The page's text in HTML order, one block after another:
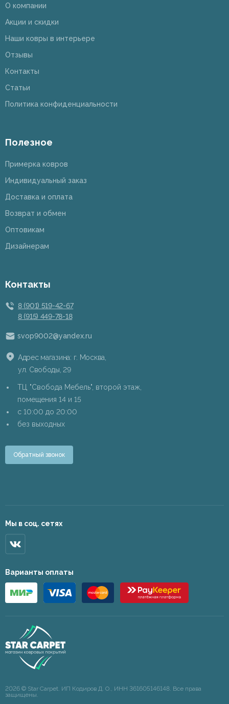
О компании
Акции и скидки
Наши ковры в интерьере
Отзывы
Контакты
Статьи
Политика конфиденциальности
Полезное
Примерка ковров
Индивидуальный заказ
Доставка и оплата
Возврат и обмен
Оптовикам
Дизайнерам
Контакты
8 (901) 519-42-67
8 (915) 449-78-18
svop9002@yandex.ru
Адрес магазина: г. Москва,
ул. Свободы, 29
ТЦ "Свобода Мебель", второй этаж,
помещения 14 и 15
c 10:00 до 20:00
без выходных
Обратный звонок
Мы в соц. сетях
Варианты оплаты
2026 © Star Carpet. ИП Кодиров Д. О., ИНН 361605146148. Все права
защищены.